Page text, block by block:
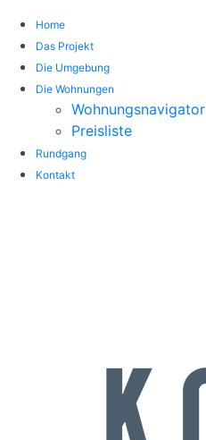
Home
Das Projekt
Die Umgebung
Die Wohnungen
Wohnungsnavigator
Preisliste
Rundgang
Kontakt